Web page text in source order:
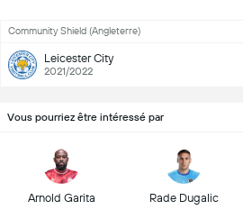
Community Shield (Angleterre)
Leicester City
2021/2022
Vous pourriez être intéressé par
Arnold Garita Rade Dugalic